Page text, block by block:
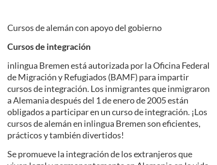
Cursos de alemán con apoyo del gobierno
Cursos de integración
inlingua Bremen está autorizada por la Oficina Federal
de Migración y Refugiados (BAMF) para impartir
cursos de integración. Los inmigrantes que inmigraron
a Alemania después del 1 de enero de 2005 están
obligados a participar en un curso de integración. ¡Los
cursos de alemán en inlingua Bremen son eficientes,
prácticos y también divertidos!
Se promueve la integración de los extranjeros que